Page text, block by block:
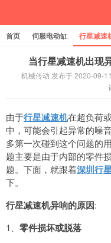
首页 伺服电动缸 行星减速
中空旋转平台
气缸
当行星减速机出现
机械传动 发布于 2020-09-11
由于行星减速机在超负荷
中，可能会引起异常的噪
多第一次碰到这个问题的
题主要是由于内部的零件
题。下面，就跟着深圳行
下。
行星减速机异响的原因:
1、 零件损坏或脱落